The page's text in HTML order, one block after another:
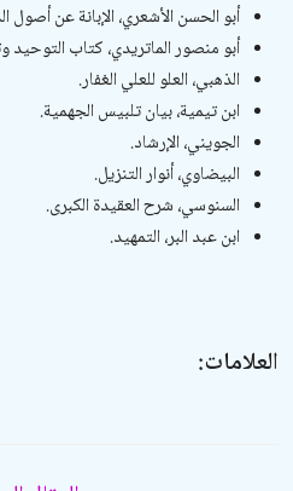
أبو الحسن الأشعري،الإبانة عن أصول
أبو منصور الماتريدي،كتاب التوحيدو
الذهبي،العلو للعلي الغفار.
ابن تيمية،بيان تلبيس الجهمية.
الجويني،الإرشاد.
البيضاوي،أنوار التنزيل.
السنوسي،شرح العقيدة الكبرى.
ابن عبد البر،التمهيد.
العلامات: